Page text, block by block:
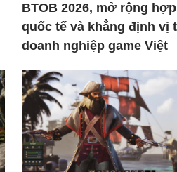
BTOB 2026, mở rộng
quốc tế và khẳng định vị
doanh nghiệp game Việt